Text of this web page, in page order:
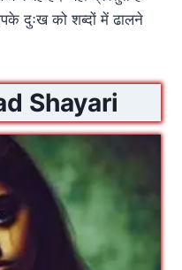
दुःख को शब्दों में ढालने
Shayari